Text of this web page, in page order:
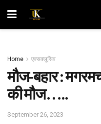
Home एक्सक्लूसिव
मौज-बहार :
की मौज…..
September 26, 2023